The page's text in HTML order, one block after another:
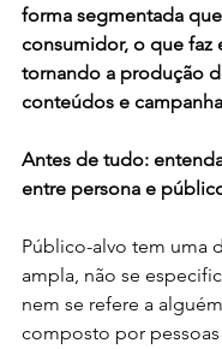
forma segmentada
consumidor, o que faz
tornando a produção
conteúdos e
Antes de tudo:
entre persona e
Público-alvo tem uma
ampla, não se
nem se refere a
composto por